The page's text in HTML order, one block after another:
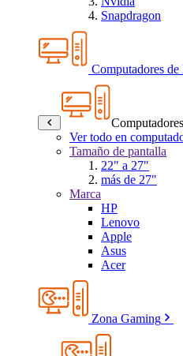
Snapdragon
Computadores
Ver todo en
Tamaño de pantalla
22" a 27"
más de 27"
Marca
HP
Lenovo
Apple
Asus
Acer
Zona Gaming